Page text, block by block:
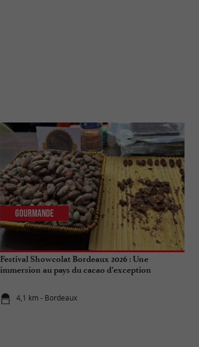
Festival Showcolat Bordeaux 2026 : Une
immersion au pays du cacao d’exception
4,1 km - Bordeaux
Gourmande